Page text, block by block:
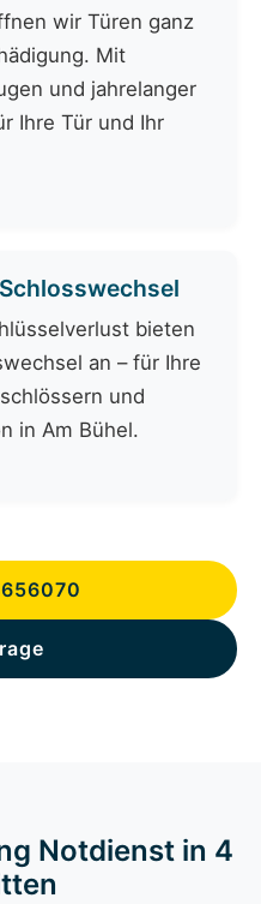
wir Türen ganz
Mit
und jahrelanger
Ihre Tür und Ihr
bieten
an – für Ihre
und
in Am Bühel.
Notdienst in 4